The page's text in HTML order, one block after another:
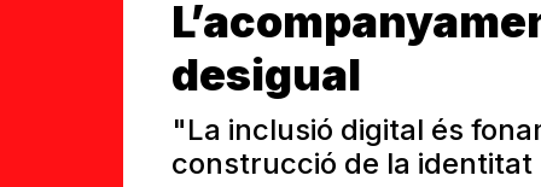
desigual
"La inclusió digital és
construcció de la